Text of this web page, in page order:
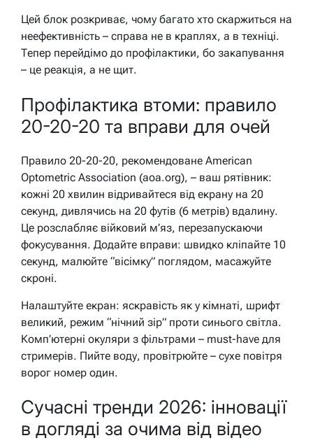
Цей блок розкриває, чому багато хто скаржиться на
неефективність – справа не в краплях, а в техніці.
Тепер перейдімо до профілактики, бо закапування
– це реакція, а не щит.
Профілактика втоми: правило
20-20-20 та вправи для очей
Правило 20-20-20, рекомендоване American
Optometric Association (aoa.org), – ваш рятівник:
кожні 20 хвилин відривайтеся від екрану на 20
секунд, дивлячись на 20 футів (6 метрів) вдалину.
Це розслабляє війковий м’яз, перезапускаючи
фокусування. Додайте вправи: швидко кліпайте 10
секунд, малюйте “вісімку” поглядом, масажуйте
скроні.
Налаштуйте екран: яскравість як у кімнаті, шрифт
великий, режим “нічний зір” проти синього світла.
Комп’ютерні окуляри з фільтрами – must-have для
стримерів. Пийте воду, провітрюйте – сухе повітря
ворог номер один.
Сучасні тренди 2026: інновації
в догляді за очима від відео